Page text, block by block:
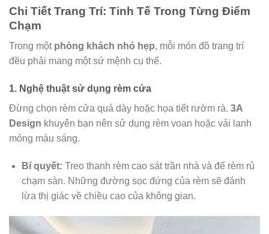
Chi Tiết Trang Trí: Tinh Tế Trong Từng Điểm
Chạm
Trong một phòng khách nhỏ hẹp, mỗi món đồ trang trí
đều phải mang một sứ mệnh cụ thể.
1. Nghệ thuật sử dụng rèm cửa
Đừng chọn rèm cửa quá dày hoặc họa tiết rườm rà. 3A
Design khuyên bạn nên sử dụng rèm voan hoặc vải lanh
mỏng màu sáng.
Bí quyết: Treo thanh rèm cao sát trần nhà và để rèm rủ
chạm sàn. Những đường sọc đứng của rèm sẽ đánh
lừa thị giác về chiều cao của không gian.